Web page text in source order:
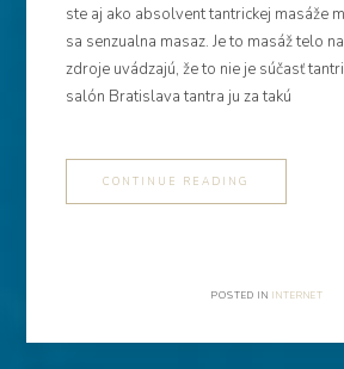
ste aj ako absolvent tantrickej masáže
sa senzualna masaz. Je to masáž telo
zdroje uvádzajú, že to nie je súčasť
salón Bratislava tantra ju za takú
CONTINUE READING
POSTED IN INTERNET